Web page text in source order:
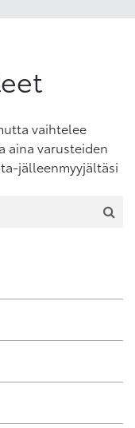
vaihtelee
aina varusteiden
jälleenmyyjältäsi